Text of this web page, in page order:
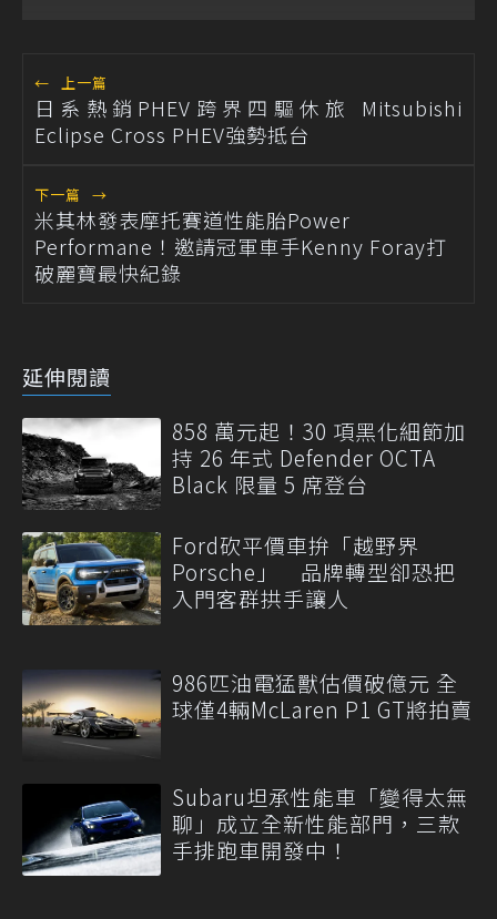
← 上一篇
日系熱銷PHEV跨界四驅休旅 Mitsubishi
Eclipse Cross PHEV強勢抵台
下一篇 →
米其林發表摩托賽道性能胎Power
Performane！邀請冠軍車手Kenny Foray打
破麗寶最快紀錄
延伸閱讀
858 萬元起！30 項黑化細節加
持 26 年式 Defender OCTA
Black 限量 5 席登台
Ford砍平價車拚「越野界
Porsche」 品牌轉型卻恐把
入門客群拱手讓人
986匹油電猛獸估價破億元 全
球僅4輛McLaren P1 GT將拍賣
Subaru坦承性能車「變得太無
聊」成立全新性能部門，三款
手排跑車開發中！